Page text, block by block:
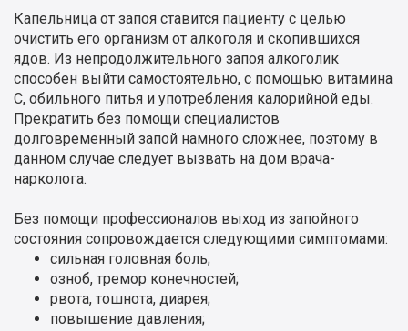
Капельница от запоя ставится пациенту с целью
очистить его организм от алкоголя и скопившихся
ядов. Из непродолжительного запоя алкоголик
способен выйти самостоятельно, с помощью витамина
С, обильного питья и употребления калорийной еды.
Прекратить без помощи специалистов
долговременный запой намного сложнее, поэтому в
данном случае следует вызвать на дом врача-
нарколога.
Без помощи профессионалов выход из запойного
состояния сопровождается следующими симптомами:
сильная головная боль;
озноб, тремор конечностей;
рвота, тошнота, диарея;
повышение давления;